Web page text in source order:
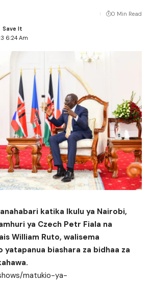
6:24 Am
0 Min Read
katika Ikulu ya Nairobi,
ya Czech Petr Fiala na
William Ruto, walisema
yatapanua biashara za bidhaa za
matukio-ya-